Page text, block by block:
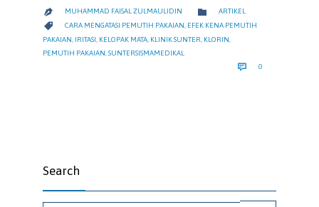
 MUHAMMAD FAISAL ZULMAULIDIN  CATEGORY
ARTIKEL
 CATEGORY
CARA MENGATASI PEMUTIH PAKAIAN, EFEK KENA PEMUTIH
PAKAIAN IRITASI KELOPAK MATA KLINIK SUNTER KLORIN
PEMUTIH PAKAIAN SUNTERSISMAMEDIKAL
 0
Search